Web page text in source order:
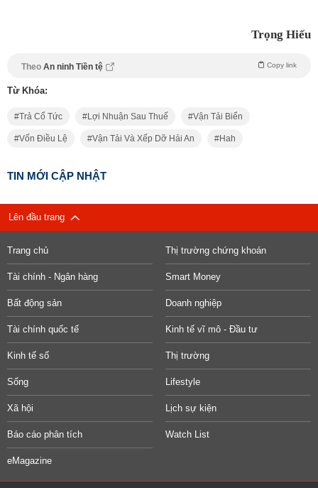
Trọng Hiếu
Theo An ninh Tiền tệ Copy link
Từ Khóa:
Trả Cổ Tức Lợi Nhuận Sau Thuế Vận Tải Biển
Vốn Điều Lệ Vận Tải Và Xếp Dỡ Hải An Hah
TIN MỚI CẬP NHẬT
Lên đầu trang
Trang chủ Thị trường chứng khoán
Tài chính - Ngân hàng Smart Money
Bất động sản Doanh nghiệp
Tài chính quốc tế Kinh tế vĩ mô - Đầu tư
Kinh tế số Thị trường
Sống Lifestyle
Xã hội Lịch sự kiện
Báo cáo phân tích Watch List
eMagazine